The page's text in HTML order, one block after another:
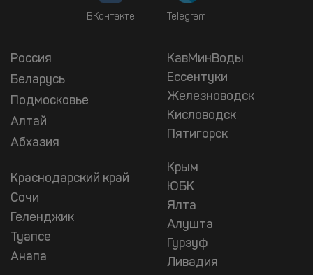
ВКонтакте Telegram
Россия
Беларусь
Подмосковье
Алтай
Абхазия
Краснодарский край
Сочи
Геленджик
Туапсе
Анапа
КавМинВоды
Ессентуки
Железноводск
Кисловодск
Пятигорск
Крым
ЮБК
Ялта
Алушта
Гурзуф
Ливадия